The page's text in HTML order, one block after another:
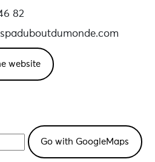
82
website